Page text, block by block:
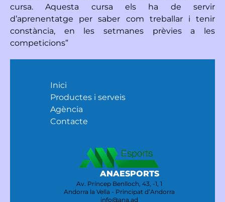
cursa. Aquesta cursa els ha de servir
d’aprenentatge per saber com treballar i tenir
constància, en les setmanes prèvies a les
competicions”
Inici
Productes i serveis
Agència
Contacte
ANAESPORTS
Av. Príncep Benlloch, 43, -1, 1
Andorra la Vella - Principat d’Andorra
info@ana.ad